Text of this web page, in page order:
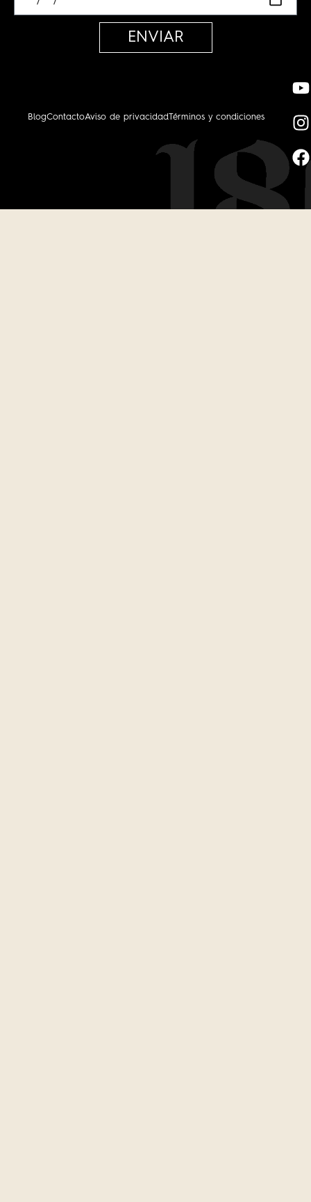
ENVIAR
BlogContactoAviso de privacidad Términos y condiciones